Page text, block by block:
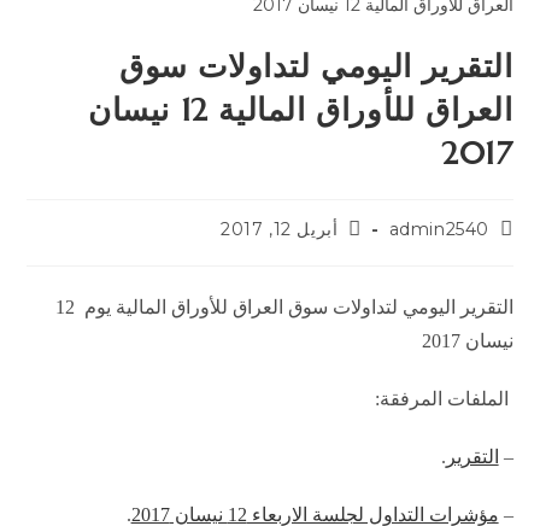
التقرير اليومي لتداولات سوق
العراق للأوراق المالية 12 نيسان
2017
admin2540 أبريل 12, 2017
التقرير اليومي لتداولات سوق العراق للأوراق المالية يوم 12
نيسان 2017
الملفات المرفقة:
– التقرير .
– مؤشرات التداول لجلسة الاربعاء 12 نيسان 2017 .